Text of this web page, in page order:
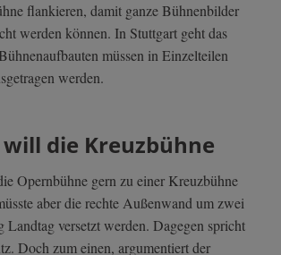
flankieren, damit ganze Bühnenbilder
werden können. In Stuttgart geht das
müssen in Einzelteilen
werden.
die Kreuzbühne
Opernbühne gern zu einer Kreuzbühne
aber die rechte Außenwand um zwei
versetzt werden. Dagegen spricht
Doch zum einen, argumentiert der